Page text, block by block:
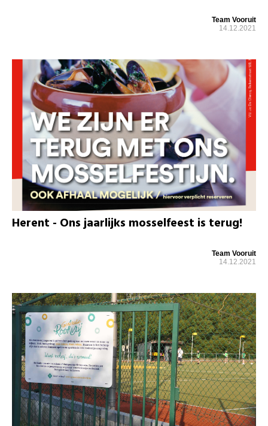
Team Vooruit
14.12.2021
Herent - Ons jaarlijks mosselfeest is terug!
Team Vooruit
14.12.2021